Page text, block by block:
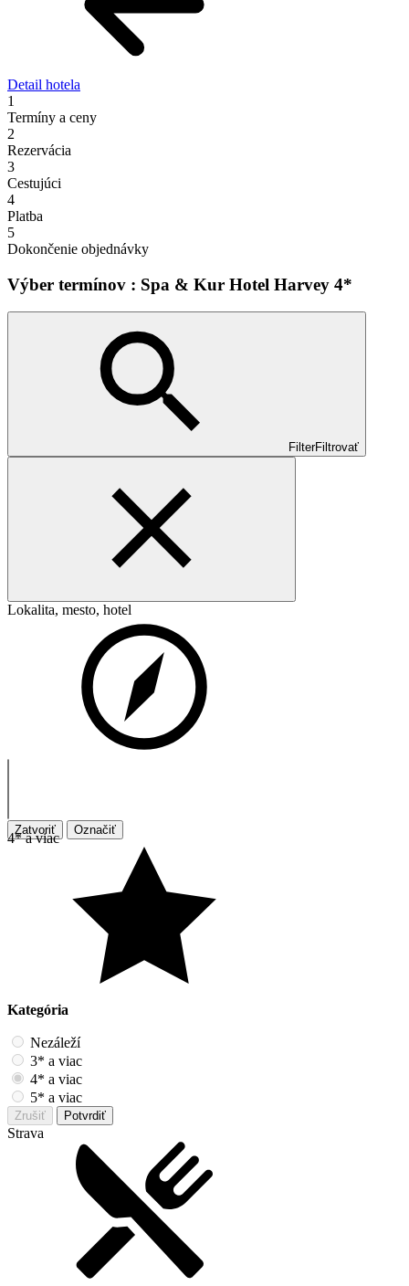
Detail hotela
1
Termíny a ceny
2
Rezervácia
3
Cestujúci
4
Platba
5
Dokončenie objednávky
Výber termínov : Spa & Kur Hotel Harvey 4*
FilterFiltrovať
Lokalita, mesto, hotel
Zatvoriť Označiť
4* a viac
Kategória
Nezáleží
3* a viac
4* a viac
5* a viac
Zrušiť Potvrdiť
Strava